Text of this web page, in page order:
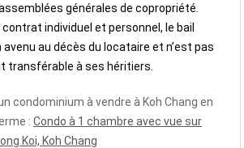
générales de copropriété.
individuel et personnel, le bail
au décès du locataire et n’est pas
transférable à ses héritiers.
condominium à vendre à Koh Chang en
: Condo à 1 chambre avec vue sur
Koi, Koh Chang